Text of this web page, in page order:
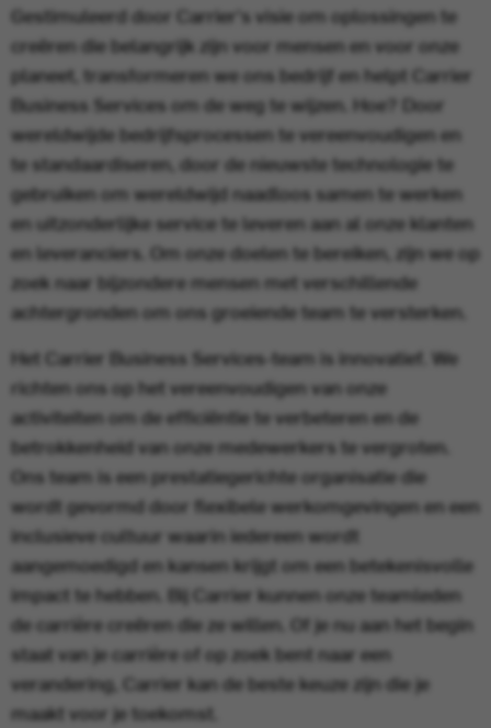
Gestimuleerd door Carrier's visie om oplossingen te
creëren die belangrijk zijn voor mensen en voor onze
planeet, transformeren we ons bedrijf en helpt Carrier
Business Services om de weg te wijzen. Hoe? Door
wereldwijde bedrijfsprocessen te vereenvoudigen en
te standaardiseren, door de nieuwste technologie te
gebruiken om wereldwijd naadloos samen te werken
en uitzonderlijke service te leveren aan al onze klanten
en leveranciers. Om onze doelen te bereiken, zijn we op
zoek naar bijzondere mensen met verschillende
achtergronden om ons groeiende team te versterken.
Het Carrier Business Services-team is innovatief. We
richten ons op het vereenvoudigen van onze
activiteiten om de efficiëntie te verbeteren en de
betrokkenheid van onze medewerkers te vergroten.
Ons team is een prestatiegerichte organisatie die
wordt gevormd door flexibele werkomgevingen en een
inclusieve cultuur waarin iedereen wordt
aangemoedigd en kansen krijgt om een betekenisvolle
impact te hebben. Bij Carrier kunnen onze teamleden
de carrière creëren die ze willen. Of je nu aan het begin
staat van je carrière of op zoek bent naar een
verandering, Carrier kan de beste keuze zijn die je
maakt voor je toekomst.